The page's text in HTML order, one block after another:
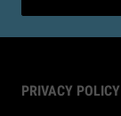
PRIVACY POLICY